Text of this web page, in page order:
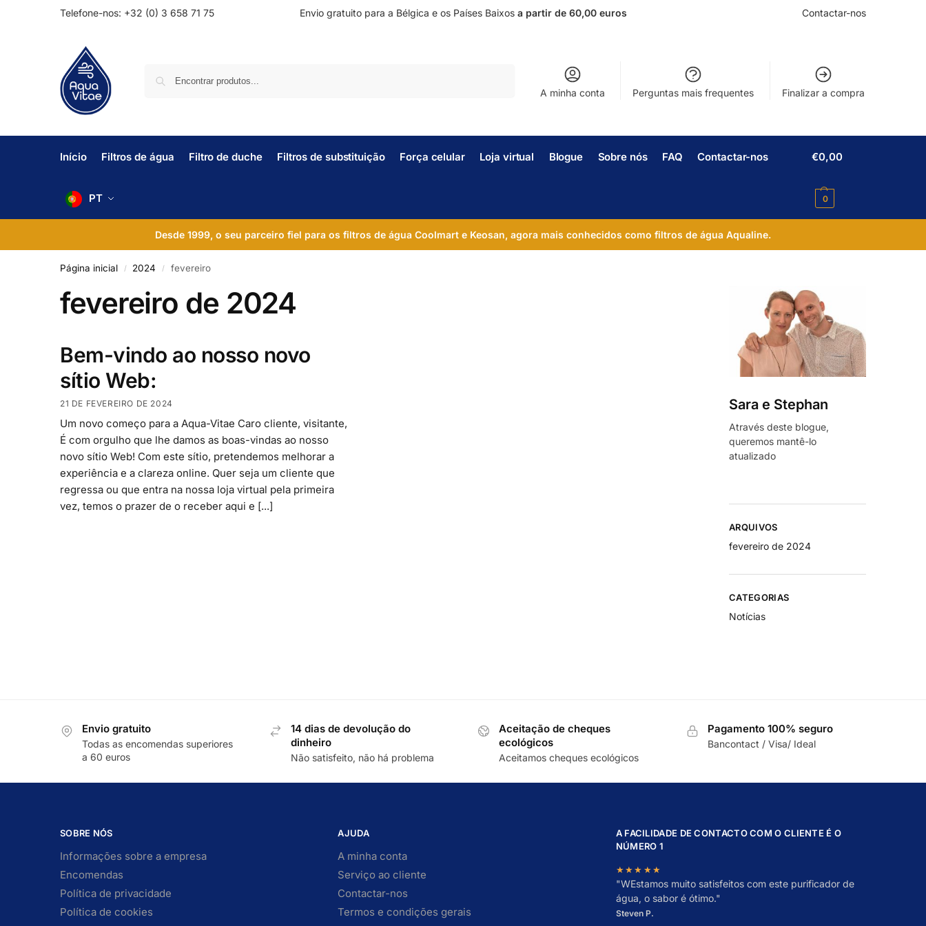
Telefone-nos: +32 (0) 3 658 71 75 Envio gratuito para a Bélgica e os Países Baixos a partir de 60,00 euros Contactar-nos
A minha conta Perguntas mais frequentes Finalizar a compra
Início Filtros de água Filtro de duche Filtros de substituição Força celular Loja virtual Blogue Sobre nós FAQ Contactar-nos
PT
€0,00
0
Desde 1999, o seu parceiro fiel para os filtros de água Coolmart e Keosan, agora mais conhecidos como filtros de água Aqualine.
Página inicial / 2024 / fevereiro
fevereiro de 2024
Bem-vindo ao nosso novo
sítio Web:
21 DE FEVEREIRO DE 2024
Um novo começo para a Aqua-Vitae Caro cliente, visitante,
É com orgulho que lhe damos as boas-vindas ao nosso
novo sítio Web! Com este sítio, pretendemos melhorar a
experiência e a clareza online. Quer seja um cliente que
regressa ou que entra na nossa loja virtual pela primeira
vez, temos o prazer de o receber aqui e [...]
Sara e Stephan
Através deste blogue,
queremos mantê-lo
atualizado
ARQUIVOS
fevereiro de 2024
CATEGORIAS
Notícias
Envio gratuito
Todas as encomendas superiores
a 60 euros
14 dias de devolução do
dinheiro
Não satisfeito, não há problema
Aceitação de cheques
ecológicos
Aceitamos cheques ecológicos
Pagamento 100% seguro
Bancontact / Visa/ Ideal
SOBRE NÓS
Informações sobre a empresa
Encomendas
Política de privacidade
Política de cookies
AJUDA
A minha conta
Serviço ao cliente
Contactar-nos
Termos e condições gerais
A FACILIDADE DE CONTACTO COM O CLIENTE É O
NÚMERO 1
★★★★★
"WEstamos muito satisfeitos com este purificador de
água, o sabor é ótimo."
Steven P.